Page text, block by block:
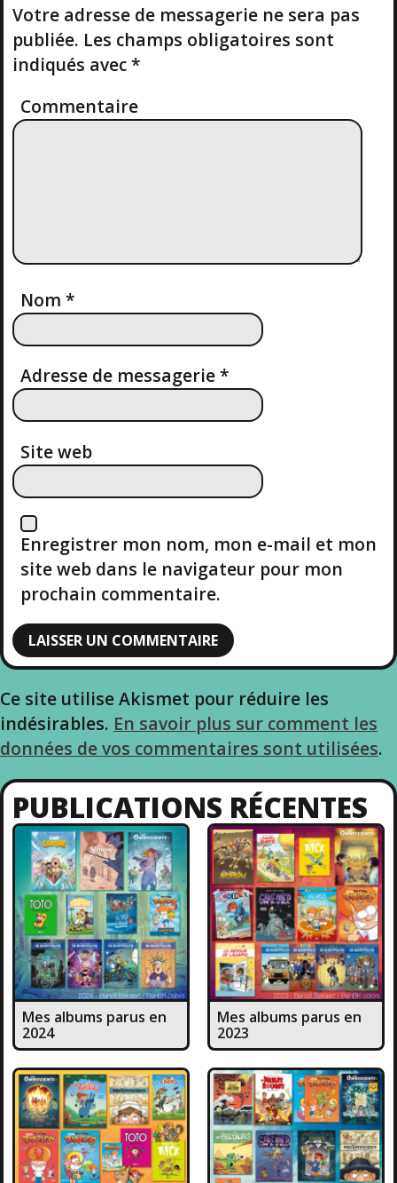
A
T
O
E
L
A
R
T
C
E
T
Votre adresse de messagerie ne sera pas
publiée. Les champs obligatoires sont
indiqués avec*
Commentaire
Nom*
Adresse de messagerie*
Site web
Enregistrer mon nom, mon e-mail et mon
site web dans le navigateur pour mon
prochain commentaire.
Ce site utilise Akismet pour réduire les
indésirables. En savoir plus sur comment les
données de vos commentaires sont utilisées.
PUBLICATIONS RÉCENTES
Mes albums parus en
2024
Mes albums parus en
2023